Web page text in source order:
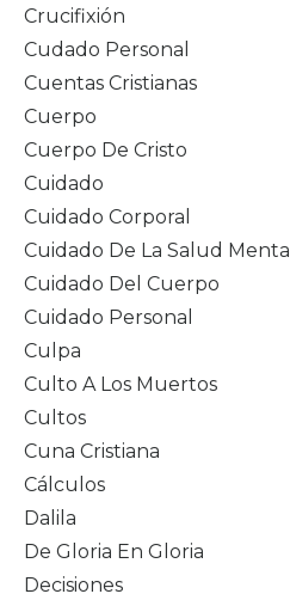
Crucifixión
Cudado Personal
Cuentas Cristianas
Cuerpo
Cuerpo De Cristo
Cuidado
Cuidado Corporal
Cuidado De La Salud Mental
Cuidado Del Cuerpo
Cuidado Personal
Culpa
Culto A Los Muertos
Cultos
Cuna Cristiana
Cálculos
Dalila
De Gloria En Gloria
Decisiones